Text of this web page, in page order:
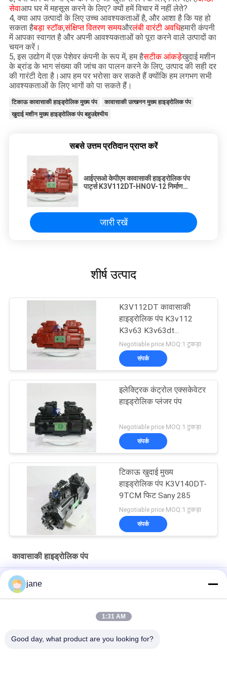
सेवाआप घर में महसूस करने के लिए? क्यों हमें विचार में नहीं लेते?
4, क्या आप उत्पादों के लिए उच्च आवश्यकताओं है, और आशा है कि यह हो
सकता हैबड़ा स्टॉक,संक्षिप्त वितरण समयऔरलंबी वारंटी अवधिहमारी कंपनी
में आपका स्वागत है और अपनी आवश्यकताओं को पूरा करने वाले उत्पादों का
चयन करें।
5, इस उद्योग में एक पेशेवर कंपनी के रूप में, हम हैसटीक आंकड़ेखुदाई मशीन
के ब्रांड के भाग संख्या की जांच का पालन करने के लिए, उत्पाद की सही दर
की गारंटी देता है।आप हम पर भरोसा कर सकते हैं क्योंकि हम लगभग सभी
आवश्यकताओं के लिए भागों को पा सकते हैं।
टिकाऊ कावासाकी हाइड्रोलिक मुख्य पंप
कावासाकी उत्खनन मुख्य हाइड्रोलिक पंप
खुदाई मशीन मुख्य हाइड्रोलिक पंप बहुउद्देश्यीय
सबसे उत्तम प्रतिदान प्राप्त करें
आईएसओ केपीएम कावासाकी हाइड्रोलिक पंप
पार्ट्स K3V112DT-HNOV-12 निर्माण
जारी रखें
शीर्ष उत्पाद
K3V112DT कावासाकी
हाइड्रोलिक पंप K3v112
K3v63 K3v63dt
K3v112dt खुदाई मशीन के
लिए
Negotiable price MOQ:1 टुकड़ा
संपर्क
इलेक्ट्रिक कंट्रोल एक्सकेवेटर
हाइड्रोलिक प्लंजर पंप
Negotiable price MOQ:1 टुकड़ा
संपर्क
टिकाऊ खुदाई मुख्य
हाइड्रोलिक पंप K3V140DT-
9TCM फिट Sany 285
Negotiable price MOQ:1 टुकड़ा
संपर्क
कावासाकी हाइड्रोलिक पंप
मुख्य प्लंगर कावासाकी हाइड्रोलिक पंप K3V112DTP-HNOV-14 छोटा मुंह
इलेक्ट्रिक DH300-5 Doosan हाइड्रोलिक पंप, K3V140DT-9TCM
jane
1:31 AM
Good day, what product are you looking for?